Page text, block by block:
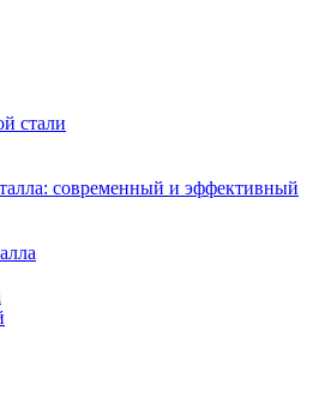
стали
современный и эффективный